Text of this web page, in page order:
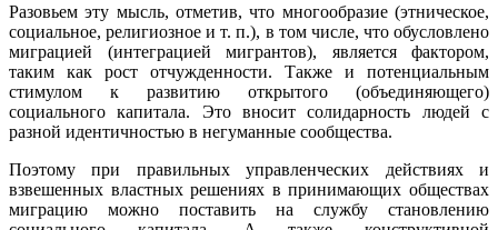
Разовьем эту мысль, отметив, что многообразие (этническое,
социальное, религиозное и т. п.), в том числе, что обусловлено
миграцией (интеграцией мигрантов), является фактором,
таким как рост отчужденности. Также и потенциальным
стимулом к развитию открытого (объединяющего)
социального капитала. Это вносит солидарность людей с
разной идентичностью в негуманные сообщества.
Поэтому при правильных управленческих действиях и
взвешенных властных решениях в принимающих обществах
миграцию можно поставить на службу становлению